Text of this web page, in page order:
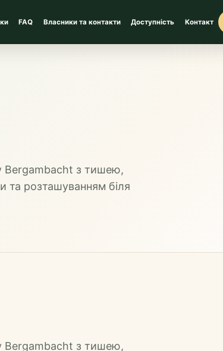
FAQ Власники та контакти Доступність Контакт
Bergambacht з тишею,
та розташуванням біля
Bergambacht з тишею,